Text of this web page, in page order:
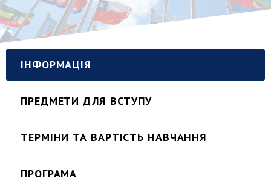
ІНФОРМАЦІЯ
ПРЕДМЕТИ ДЛЯ ВСТУПУ
ТЕРМІНИ ТА ВАРТІСТЬ НАВЧАННЯ
ПРОГРАМА